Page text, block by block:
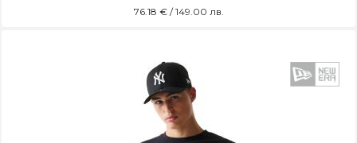
76.18 € / 149.00 лв.